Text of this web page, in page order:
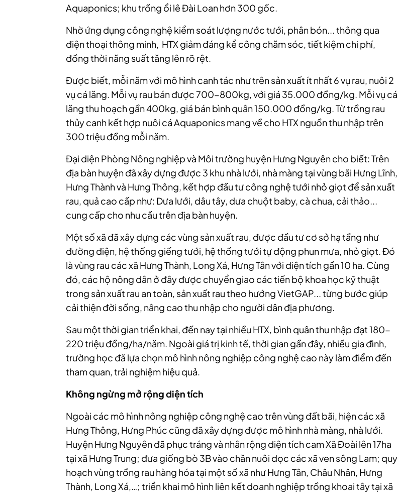
Aquaponics; khu trồng ổi lê Đài Loan hơn 300 gốc.
Nhờ ứng dụng công nghệ kiểm soát lượng nước tưới, phân bón... thông qua
điện thoại thông minh, HTX giảm đáng kể công chăm sóc, tiết kiệm chi phí,
đồng thời năng suất tăng lên rõ rệt.
Được biết, mỗi năm với mô hình canh tác như trên sản xuất ít nhất 6 vụ rau, nuôi 2
vụ cá lăng. Mỗi vụ rau bán được 700-800kg, với giá 35.000 đồng/kg. Mỗi vụ cá
lăng thu hoạch gần 400kg, giá bán bình quân 150.000 đồng/kg. Từ trồng rau
thủy canh kết hợp nuôi cá Aquaponics mang về cho HTX nguồn thu nhập trên
300 triệu đồng mỗi năm.
Đại diện Phòng Nông nghiệp và Môi trường huyện Hưng Nguyên cho biết: Trên
địa bàn huyện đã xây dựng được 3 khu nhà lưới, nhà màng tại vùng bãi Hưng Lĩnh,
Hưng Thành và Hưng Thông, kết hợp đầu tư công nghệ tưới nhỏ giọt để sản xuất
rau, quả cao cấp như: Dưa lưới, dâu tây, dưa chuột baby, cà chua, cải thảo...
cung cấp cho nhu cầu trên địa bàn huyện.
Một số xã đã xây dựng các vùng sản xuất rau, được đầu tư cơ sở hạ tầng như
đường điện, hệ thống giếng tưới, hệ thống tưới tự động phun mưa, nhỏ giọt. Đó
là vùng rau các xã Hưng Thành, Long Xá, Hưng Tân với diện tích gần 10 ha. Cùng
đó, các hộ nông dân ở đây được chuyển giao các tiến bộ khoa học kỹ thuật
trong sản xuất rau an toàn, sản xuất rau theo hướng VietGAP... từng bước giúp
cải thiện đời sống, nâng cao thu nhập cho người dân địa phương.
Sau một thời gian triển khai, đến nay tại nhiều HTX, bình quân thu nhập đạt 180-
220 triệu đồng/ha/năm. Ngoài giá trị kinh tế, thời gian gần đây, nhiều gia đình,
trường học đã lựa chọn mô hình nông nghiệp công nghệ cao này làm điểm đến
tham quan, trải nghiệm hiệu quả.
Không ngừng mở rộng diện tích
Ngoài các mô hình nông nghiệp công nghệ cao trên vùng đất bãi, hiện các xã
Hưng Thông, Hưng Phúc cũng đã xây dựng được mô hình nhà màng, nhà lưới.
Huyện Hưng Nguyên đã phục tráng và nhân rộng diện tích cam Xã Đoài lên 17ha
tại xã Hưng Trung; đưa giống bò 3B vào chăn nuôi dọc các xã ven sông Lam; quy
hoạch vùng trồng rau hàng hóa tại một số xã như Hưng Tân, Châu Nhân, Hưng
Thành, Long Xá,…; triển khai mô hình liên kết doanh nghiệp trồng khoai tây tại xã